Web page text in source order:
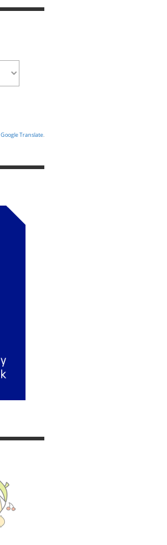
Google Translate.